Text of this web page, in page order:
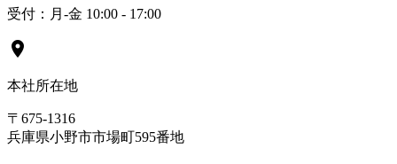
受付：月-金 10:00 - 17:00
location_on
本社所在地
〒675-1316
兵庫県小野市市場町595番地